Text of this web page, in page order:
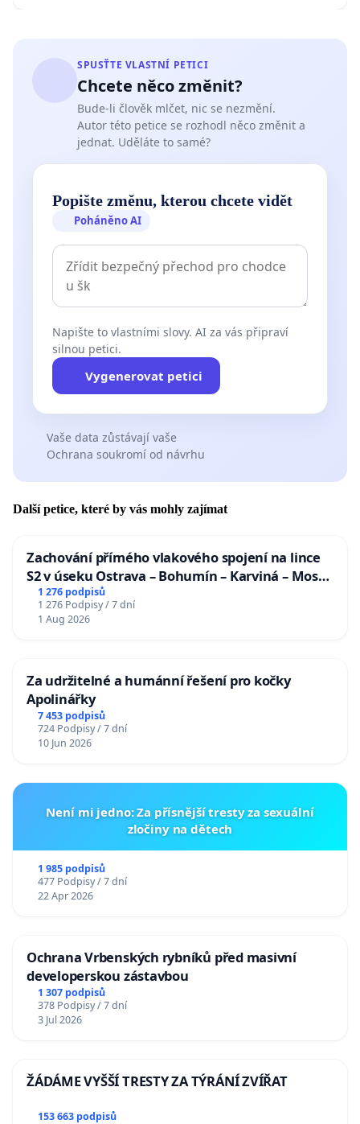
SPUSŤTE VLASTNÍ PETICI
Chcete něco změnit?
Bude-li člověk mlčet, nic se nezmění.
Autor této petice se rozhodl něco změnit a
jednat. Uděláte to samé?
Popište změnu, kterou chcete vidět
Poháněno AI
Napište to vlastními slovy. AI za vás připraví
silnou petici.
Vygenerovat petici
Vaše data zůstávají vaše
Ochrana soukromí od návrhu
Další petice, které by vás mohly zajímat
Zachování přímého vlakového spojení na lince
S2 v úseku Ostrava – Bohumín – Karviná – Mosty
u Jablunkova
1 276 podpisů
1 276 Podpisy / 7 dní
1 Aug 2026
Za udržitelné a humánní řešení pro kočky
Apolinářky
7 453 podpisů
724 Podpisy / 7 dní
10 Jun 2026
Není mi jedno: Za přísnější tresty za sexuální
zločiny na dětech
1 985 podpisů
477 Podpisy / 7 dní
22 Apr 2026
Ochrana Vrbenských rybníků před masivní
developerskou zástavbou
1 307 podpisů
378 Podpisy / 7 dní
3 Jul 2026
ŽÁDÁME VYŠŠÍ TRESTY ZA TÝRÁNÍ ZVÍŘAT
153 663 podpisů